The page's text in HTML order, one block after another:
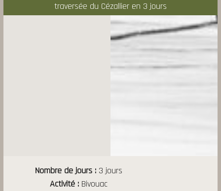
traversée du Cézallier en 3 jours
Nombre de jours
3 jours
Activité
Bivouac